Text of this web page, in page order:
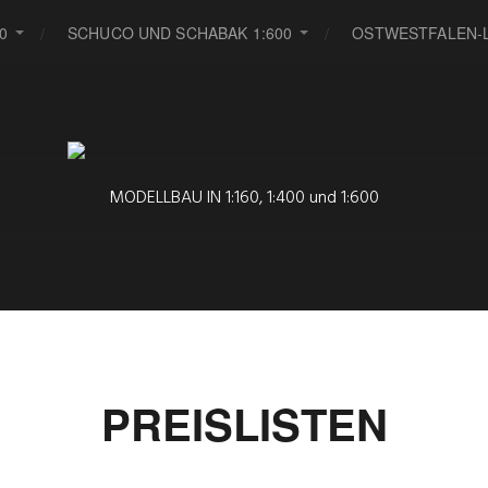
SCHUCO UND SCHABAK 1:600
MODELLBAU IN 1:160, 1:400 und 1:600
PREISLISTEN